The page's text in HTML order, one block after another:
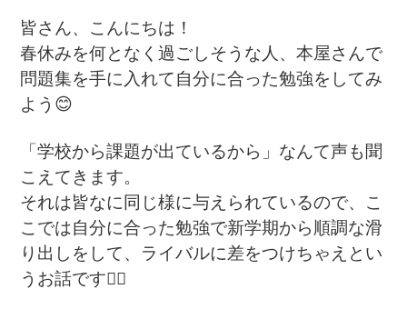
皆さん、こんにちは！
春休みを何となく過ごしそうな人、本屋さんで
問題集を手に入れて自分に合った勉強をしてみ
よう😊
「学校から課題が出ているから」なんて声も聞
こえてきます。
それは皆なに同じ様に与えられているので、こ
こでは自分に合った勉強で新学期から順調な滑
り出しをして、ライバルに差をつけちゃえとい
うお話です🏳️‍🌈